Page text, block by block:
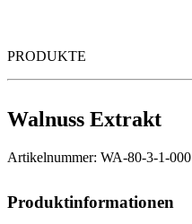
PRODUKTE
Walnuss Extrakt
Artikelnummer: WA-80-3-1-000
Produktinformationen